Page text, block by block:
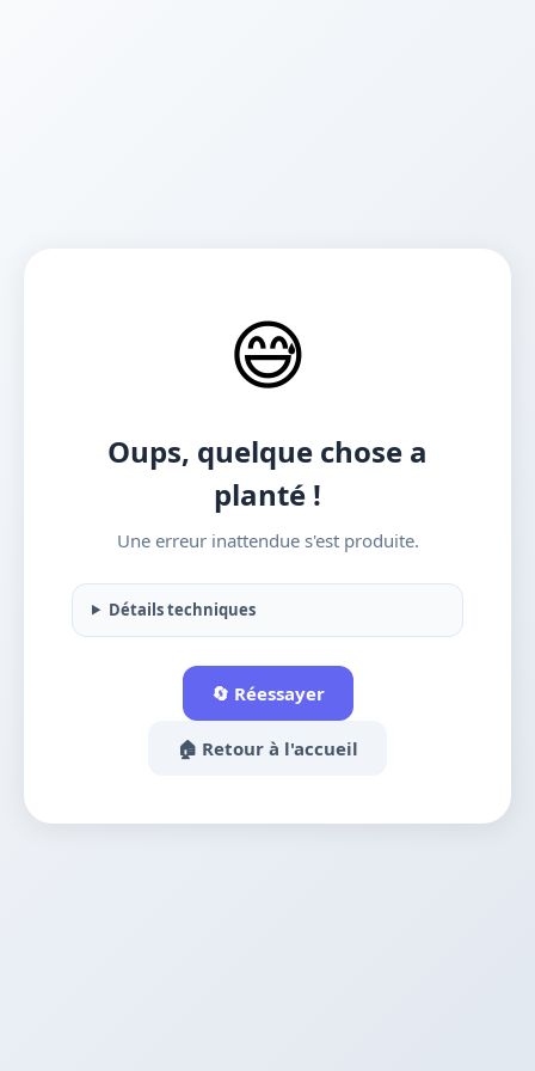
😅
Oups, quelque chose a
planté !
Une erreur inattendue s'est produite.
Détails techniques
🔄 Réessayer
🏠 Retour à l'accueil